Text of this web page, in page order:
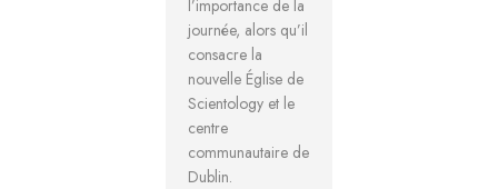
l’importance de la
journée, alors qu’il
consacre la
nouvelle Église de
Scientology et le
centre
communautaire de
Dublin.